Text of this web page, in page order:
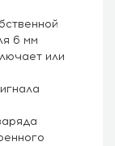
6 мм
или